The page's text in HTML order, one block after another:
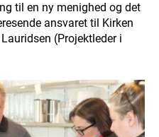
til en ny menighed og det
ansvaret til Kirken
(Projektleder i